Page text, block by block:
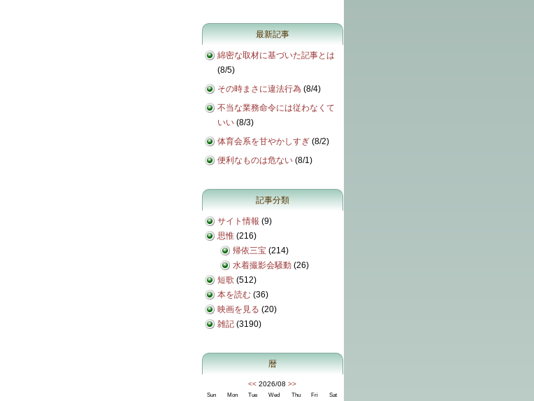
最新記事
綿密な取材に基づいた記事とは
(8/5)
その時まさに違法行為 (8/4)
不当な業務命令には従わなくて
いい (8/3)
体育会系を甘やかしすぎ (8/2)
便利なものは危ない (8/1)
記事分類
サイト情報 (9)
思惟 (216)
帰依三宝 (214)
水着撮影会騒動 (26)
短歌 (512)
本を読む (36)
映画を見る (20)
雑記 (3190)
暦
<< 2026/08 >>
Sun Mon Tue Wed Thu Fri Sat